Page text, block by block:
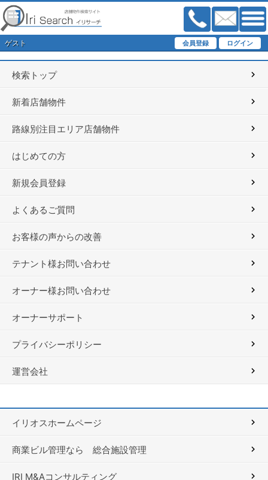
ゲスト
検索トップ
新着店舗物件
路線別注目エリア店舗物件
はじめての方
新規会員登録
よくあるご質問
お客様の声からの改善
テナント様お問い合わせ
オーナー様お問い合わせ
オーナーサポート
プライバシーポリシー
運営会社
イリオスホームページ
商業ビル管理なら 総合施設管理
IRI M&Aコンサルティング